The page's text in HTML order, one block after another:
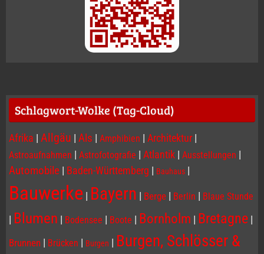
Schlagwort-Wolke (Tag-Cloud)
Afrika | Allgäu | Als | Amphibien | Architektur |
Astroaufnahmen | Astrofotografie | Atlantik | Ausstellungen |
Automobile | Baden-Württemberg | Bauhaus |
Bauwerke | Bayern | Berge | Berlin | Blaue Stunde
| Blumen | Bodensee | Boote | Bornholm | Bretagne |
Brunnen | Brücken | Burgen | Burgen, Schlösser &